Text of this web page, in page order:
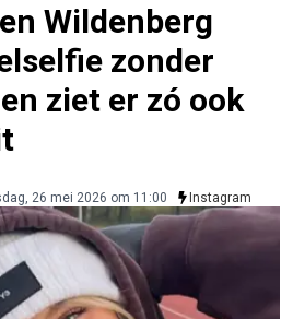
Wildenberg
zonder
ziet er zó ook
26 mei 2026 om 11:00 Instagram